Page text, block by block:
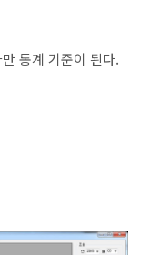
통계 기준이 된다.